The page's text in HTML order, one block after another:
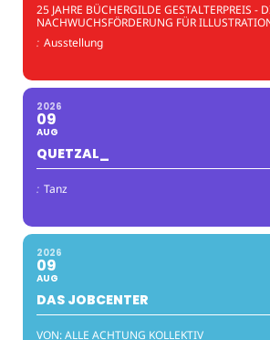
25 JAHRE BÜCHERGILDE GESTALTERPREIS -
NACHWUCHSFÖRDERUNG FÜR
: Ausstellung
2026
09
AUG
QUETZAL_
: Tanz
2026
09
AUG
DAS JOBCENTER
VON: ALLE ACHTUNG KOLLEKTIV